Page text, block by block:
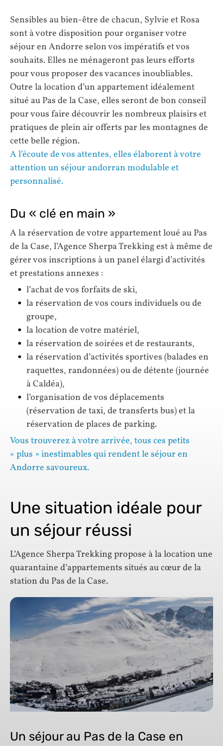
Sensibles au bien-être de chacun, Sylvie et Rosa
sont à votre disposition pour organiser votre
séjour en Andorre selon vos impératifs et vos
souhaits. Elles ne ménageront pas leurs efforts
pour vous proposer des vacances inoubliables.
Outre la location d’un appartement idéalement
situé au Pas de la Case, elles seront de bon conseil
pour vous faire découvrir les nombreux plaisirs et
pratiques de plein air offerts par les montagnes de
cette belle région.
A l’écoute de vos attentes, elles élaborent à votre
attention un séjour andorran modulable et
personnalisé.
Du « clé en main »
A la réservation de votre appartement loué au Pas
de la Case, l’Agence Sherpa Trekking est à même de
gérer vos inscriptions à un panel élargi d’activités
et prestations annexes :
l’achat de vos forfaits de ski,
la réservation de vos cours individuels ou de
groupe,
la location de votre matériel,
la réservation de soirées et de restaurants,
la réservation d’activités sportives (balades en
raquettes, randonnées) ou de détente (journée
à Caldéa),
l’organisation de vos déplacements
(réservation de taxi, de transferts bus) et la
réservation de places de parking.
Vous trouverez à votre arrivée, tous ces petits
« plus » inestimables qui rendent le séjour en
Andorre savoureux.
Une situation idéale pour
un séjour réussi
L’Agence Sherpa Trekking propose à la location une
quarantaine d’appartements situés au cœur de la
station du Pas de la Case.
Un séjour au Pas de la Case en